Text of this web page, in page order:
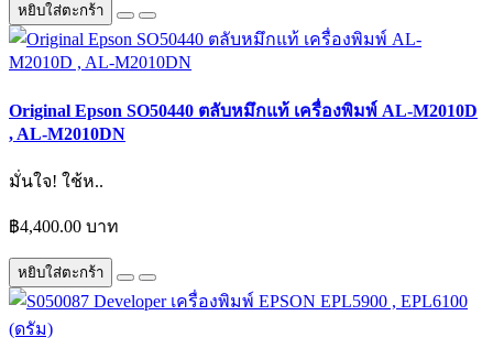
หยิบใส่ตะกร้า
Original Epson SO50440 ตลับหมึกแท้ เครื่องพิมพ์ AL-M2010D
, AL-M2010DN
มั่นใจ! ใช้ห..
฿4,400.00 บาท
หยิบใส่ตะกร้า